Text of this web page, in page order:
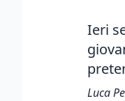
Ieri
Luca